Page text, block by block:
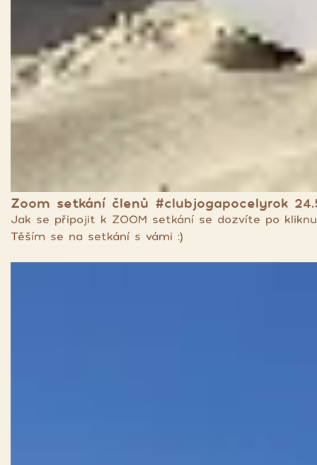
Zoom setkání členů #clubjogapocelyrok
Jak se připojit k ZOOM setkání se dozvíte po
Těším se na setkání s vámi :)